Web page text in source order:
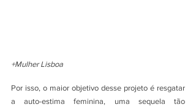
+Mulher Lisboa
Por isso, o maior objetivo desse projeto é resgatar
a auto-estima feminina, uma sequela tão